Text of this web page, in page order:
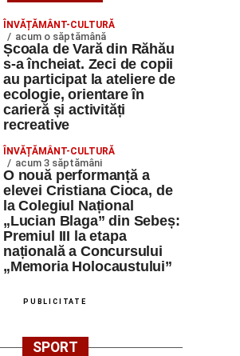
ÎNVĂȚĂMÂNT-CULTURĂ
acum o săptămână
Școala de Vară din Răhău
s-a încheiat. Zeci de copii
au participat la ateliere de
ecologie, orientare în
carieră și activități
recreative
ÎNVĂȚĂMÂNT-CULTURĂ
acum 3 săptămâni
O nouă performanță a
elevei Cristiana Cioca, de
la Colegiul Național
„Lucian Blaga” din Sebeș:
Premiul III la etapa
națională a Concursului
„Memoria Holocaustului”
PUBLICITATE
SPORT